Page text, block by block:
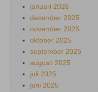
januari 2026
december 2025
november 2025
oktober 2025
september 2025
augusti 2025
juli 2025
juni 2025